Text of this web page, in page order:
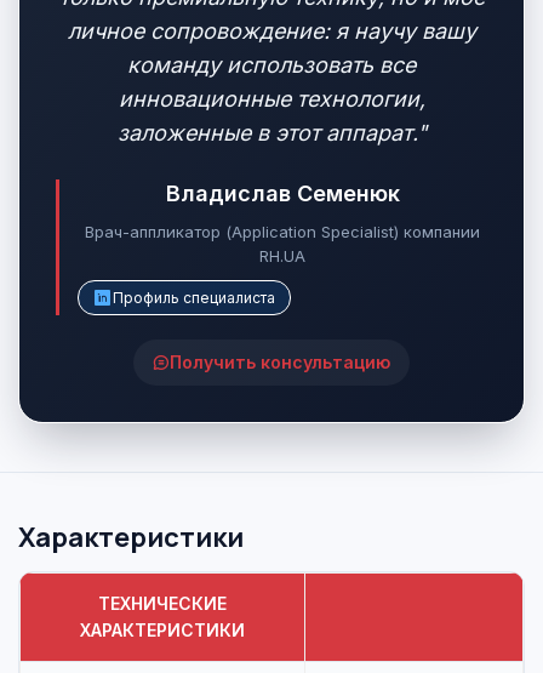
личное сопровождение: я научу вашу
команду использовать все
инновационные технологии,
заложенные в этот аппарат."
Владислав Семенюк
Врач-аппликатор (Application Specialist) компании
RH.UA
Профиль специалиста
Получить консультацию
Характеристики
ТЕХНИЧЕСКИЕ
ХАРАКТЕРИСТИКИ